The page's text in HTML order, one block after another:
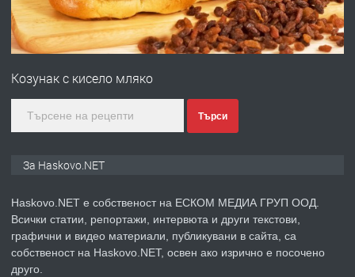
преди 2 дни
ПРЕДЛАГА
№4120 Магазин/Офис под наем в кв.
градската градина!
преди 3 дни
ПРЕДЛАГА
Продавам парцел в гр. Хасково кв.
Козунак с кисело мляко
Търси
За Haskovo.NET
Haskovo.NET е собственост на ЕСКОМ МЕДИА ГРУП ООД.
Всички статии, репортажи, интервюта и други текстови,
графични и видео материали, публикувани в сайта, са
собственост на Haskovo.NET, освен ако изрично е посочено
друго.